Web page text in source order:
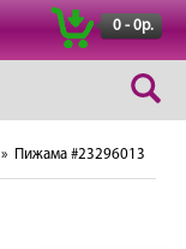
0 - 0р.
» Пижама #23296013